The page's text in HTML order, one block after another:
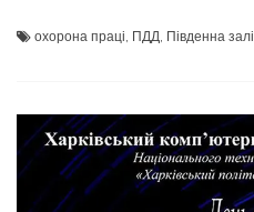
охорона праці ПДД Південна